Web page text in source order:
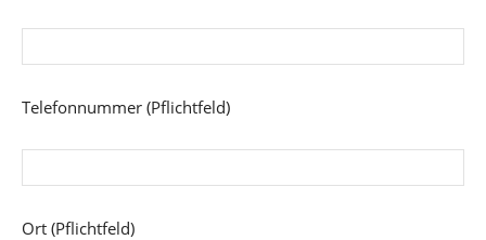
Telefonnummer (Pflichtfeld)
Ort (Pflichtfeld)